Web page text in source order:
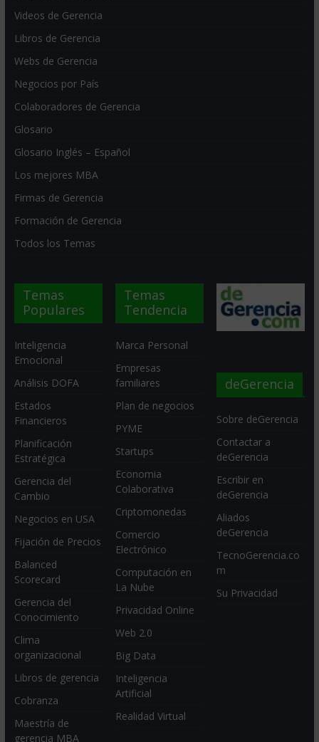
Videos de Gerencia
Libros de Gerencia
Webs de Gerencia
Negocios por País
Colaboradores de Gerencia
Glosario
Glosario Inglés – Español
Los mejores MBA
Firmas de Gerencia
Formación de Gerencia
Todos los Temas
Temas
Populares
Inteligencia
Emocional
Análisis DOFA
Estados
Financieros
Planificación
Estratégica
Gerencia del
Cambio
Negocios en USA
Fijación de Precios
Balanced
Scorecard
Gerencia del
Conocimiento
Clima
organizacional
Libros de gerencia
Cobranza
Maestría de
gerencia MBA
Temas
Tendencia
Marca Personal
Empresas
familiares
Plan de negocios
PYME
Startups
Economia
Colaborativa
Criptomonedas
Comercio
Electrónico
Computación en
La Nube
Privacidad Online
Web 2.0
Big Data
Inteligencia
Artificial
Realidad Virtual
deGerencia
Sobre deGerencia
Contactar a
deGerencia
Escribir en
deGerencia
Aliados
deGerencia
TecnoGerencia.co
m
Su Privacidad